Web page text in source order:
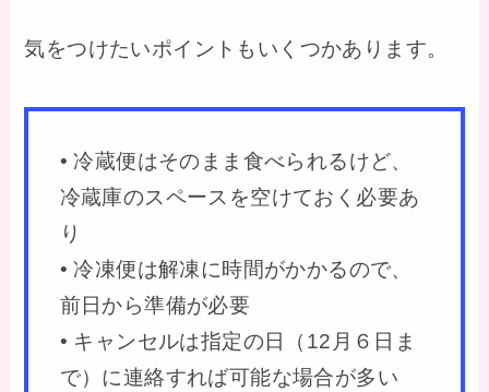
気をつけたいポイントもいくつかあります。
• 冷蔵便はそのまま食べられるけど、
冷蔵庫のスペースを空けておく必要あ
り
• 冷凍便は解凍に時間がかかるので、
前日から準備が必要
• キャンセルは指定の日（12月６日ま
で）に連絡すれば可能な場合が多い